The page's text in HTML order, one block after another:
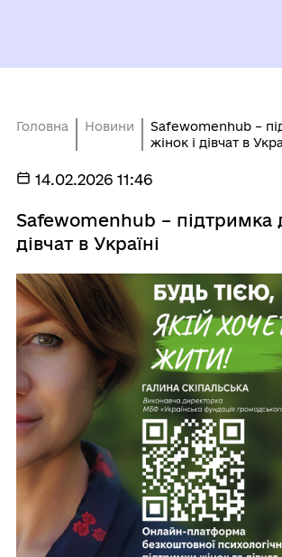
Головна Новини
Safewomenhub –
жінок і дівчат в
14.02.2026 11:46
Safewomenhub – підтримка
дівчат в Україні